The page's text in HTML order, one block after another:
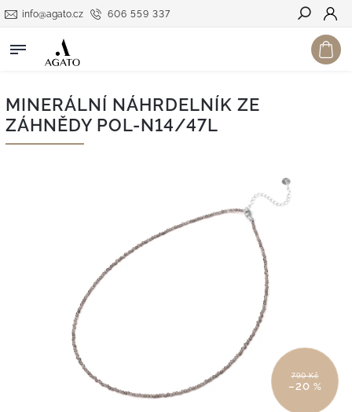
606 559 337
info@agato.cz
Hledat
MINERÁLNÍ NÁHRDELNÍK ZE
ZÁHNĚDY POL-N14/47L
790 Kč
–20 %